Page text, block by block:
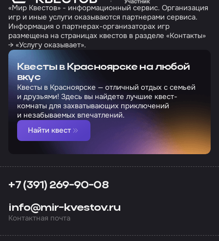
«Мир Квестов» - информационный сервис. Организация
игр и иные услуги оказываются партнерами сервиса.
Информация о партнерах-организаторах игр
размещена на страницах квестов в разделе «Контакты»
→ «Услугу оказывает».
Квесты в Красноярске на любой
вкус
Квесты в Красноярске — отличный отдых с семьей
и друзьями! Здесь вы найдете лучшие квест-
комнаты для захватывающих приключений
и незабываемых впечатлений.
Найти квест
+7 (391) 269-90-08
info@mir-kvestov.ru
Контактная почта